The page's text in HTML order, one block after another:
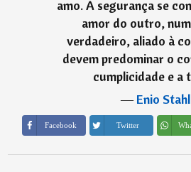
amo. A segurança se
amor do outro,
verdadeiro, aliado à
devem predominar o
cumplicidade e a
―Enio
Facebook Twitter